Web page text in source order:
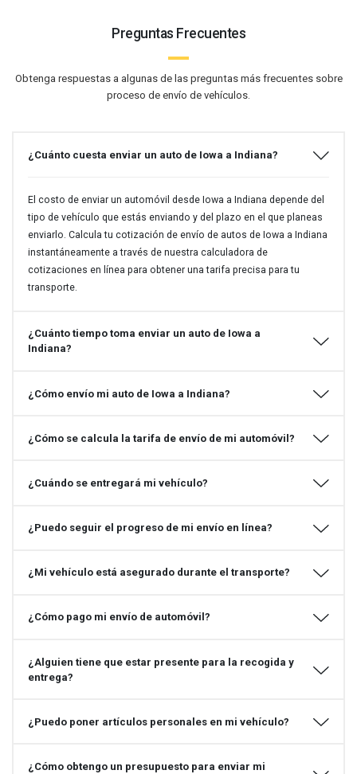
Preguntas Frecuentes
Obtenga respuestas a algunas de las preguntas más frecuentes sobre
proceso de envío de vehículos.
¿Cuánto cuesta enviar un auto de Iowa a Indiana?
El costo de enviar un automóvil desde Iowa a Indiana depende del
tipo de vehículo que estás enviando y del plazo en el que planeas
enviarlo. Calcula tu cotización de envío de autos de Iowa a Indiana
instantáneamente a través de nuestra calculadora de
cotizaciones en línea para obtener una tarifa precisa para tu
transporte.
¿Cuánto tiempo toma enviar un auto de Iowa a
Indiana?
¿Cómo envío mi auto de Iowa a Indiana?
¿Cómo se calcula la tarifa de envío de mi automóvil?
¿Cuándo se entregará mi vehículo?
¿Puedo seguir el progreso de mi envío en línea?
¿Mi vehículo está asegurado durante el transporte?
¿Cómo pago mi envío de automóvil?
¿Alguien tiene que estar presente para la recogida y
entrega?
¿Puedo poner artículos personales en mi vehículo?
¿Cómo obtengo un presupuesto para enviar mi